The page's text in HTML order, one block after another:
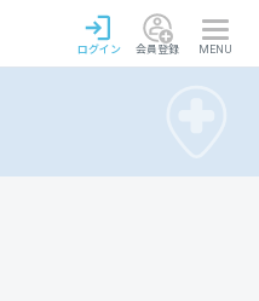
ログイン 会員登録 MENU